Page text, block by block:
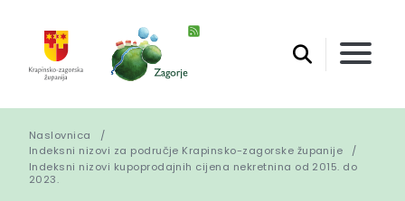
Naslovnica
Indeksni nizovi za područje Krapinsko-zagorske županije
Indeksni nizovi kupoprodajnih cijena nekretnina od 2015. do
2023.